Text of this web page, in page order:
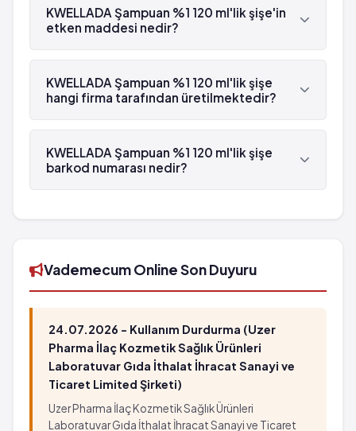
beyaz reçetelidir.
KWELLADA Şampuan %1 120 ml'lik şişe'in
etken maddesi nedir?
KWELLADA Şampuan %1 120 ml'lik şişe'in etken
maddesi Permetrin 'dür.
KWELLADA Şampuan %1 120 ml'lik şişe
hangi firma tarafından üretilmektedir?
KWELLADA Şampuan %1 120 ml'lik şişe , Ali Raif
tarafından üretilmektedir.
KWELLADA Şampuan %1 120 ml'lik şişe
barkod numarası nedir?
numarası 8699543560045'tür.
Vademecum Online Son Duyuru
24.07.2026 - Kullanım Durdurma (Uzer
Pharma İlaç Kozmetik Sağlık Ürünleri
Laboratuvar Gıda İthalat İhracat Sanayi ve
Ticaret Limited Şirketi)
Uzer Pharma İlaç Kozmetik Sağlık Ürünleri
Laboratuvar Gıda İthalat İhracat Sanayi ve Ticaret